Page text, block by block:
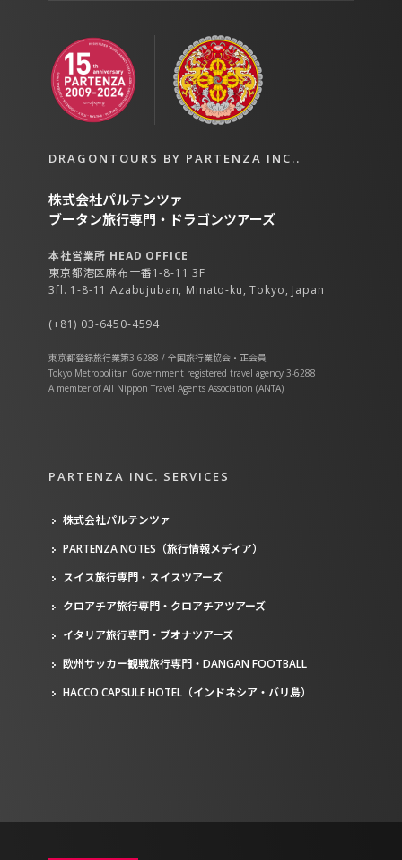
DRAGONTOURS BY PARTENZA INC..
株式会社パルテンツァ
ブータン旅行専門・ドラゴンツアーズ
本社営業所 HEAD OFFICE
東京都港区麻布十番1-8-11 3F
3fl. 1-8-11 Azabujuban, Minato-ku, Tokyo, Japan
(+81) 03-6450-4594
東京都登録旅行業第3-6288 / 全国旅行業協会・正会員
Tokyo Metropolitan Government registered travel agency 3-6288
A member of All Nippon Travel Agents Association (ANTA)
PARTENZA INC. SERVICES
株式会社パルテンツァ
PARTENZA NOTES（旅行情報メディア）
スイス旅行専門・スイスツアーズ
クロアチア旅行専門・クロアチアツアーズ
イタリア旅行専門・ブオナツアーズ
欧州サッカー観戦旅行専門・DANGAN FOOTBALL
HACCO CAPSULE HOTEL（インドネシア・バリ島）